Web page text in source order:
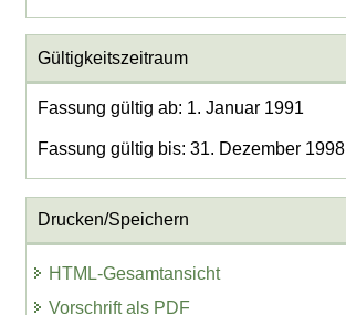
Gültigkeitszeitraum
Fassung gültig ab: 1. Januar 1991
Fassung gültig bis: 31. Dezember 1998
Drucken/Speichern
HTML-Gesamtansicht
Vorschrift als PDF